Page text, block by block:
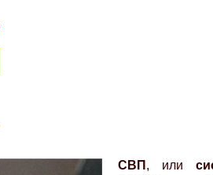
СВП , или